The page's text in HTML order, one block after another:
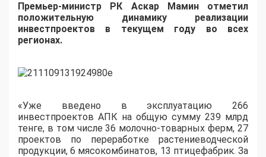
Премьер-министр РК Аскар Мамин отметил
положительную динамику реализации
инвестпроектов в текущем году во всех
регионах.
«Уже введено в эксплуатацию 266
инвестпроектов АПК на общую сумму 239 млрд
тенге, в том числе 36 молочно-товарных ферм, 27
проектов по переработке растениеводческой
продукции, 6 мясокомбинатов, 13 птицефабрик. За